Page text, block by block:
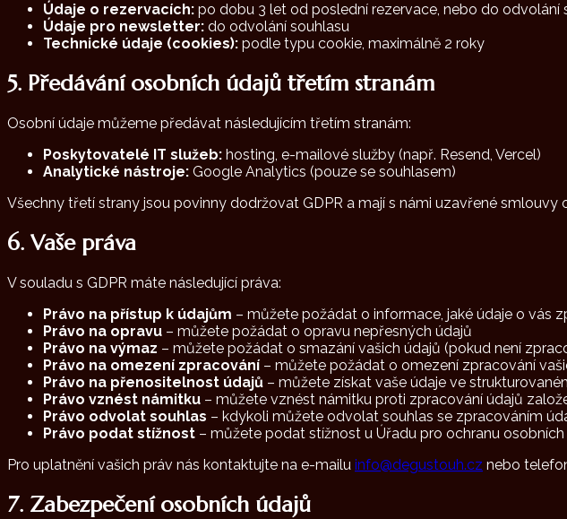
Údaje o rezervacích: po dobu 3 let od poslední rezervace, nebo do odvolání
Údaje pro newsletter: do odvolání souhlasu
Technické údaje (cookies): podle typu cookie, maximálně 2 roky
5. Předávání osobních údajů třetím stranám
Osobní údaje můžeme předávat následujícím třetím stranám:
Poskytovatelé IT služeb: hosting, e-mailové služby (např. Resend, Vercel)
Analytické nástroje: Google Analytics (pouze se souhlasem)
Všechny třetí strany jsou povinny dodržovat GDPR a mají s námi uzavřené smlouvy
6. Vaše práva
V souladu s GDPR máte následující práva:
Právo na přístup k údajům – můžete požádat o informace, jaké údaje o vás
Právo na opravu – můžete požádat o opravu nepřesných údajů
Právo na výmaz – můžete požádat o smazání vašich údajů (pokud není
Právo na omezení zpracování – můžete požádat o omezení zpracování
Právo na přenositelnost údajů – můžete získat vaše údaje ve
Právo vznést námitku – můžete vznést námitku proti zpracování údajů
Právo odvolat souhlas – kdykoli můžete odvolat souhlas se zpracováním
Právo podat stížnost – můžete podat stížnost u Úřadu pro ochranu
Pro uplatnění vašich práv nás kontaktujte na e-mailu info@degustouh.cz nebo
7. Zabezpečení osobních údajů